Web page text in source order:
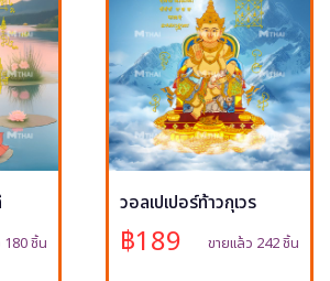
180 ชิ้น
วอลเปเปอร์ท้าวกุเวร
฿189 ขายแล้ว 242 ชิ้น